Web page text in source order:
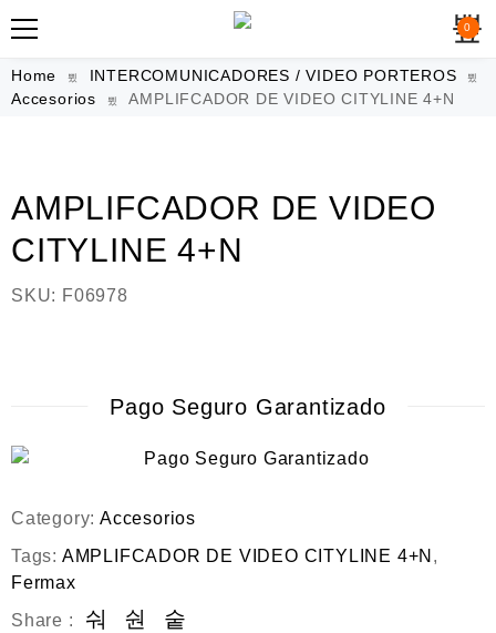
0
Home
INTERCOMUNICADORES / VIDEO PORTEROS
Accesorios
AMPLIFCADOR DE VIDEO CITYLINE 4+N
AMPLIFCADOR DE VIDEO
CITYLINE 4+N
SKU: F06978
Pago Seguro Garantizado
Category:Accesorios
Tags: AMPLIFCADOR DE VIDEO CITYLINE 4+N ,
Fermax
Share :